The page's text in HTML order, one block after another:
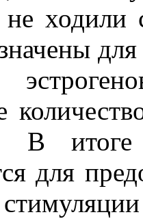
не ходили
В итоге
для